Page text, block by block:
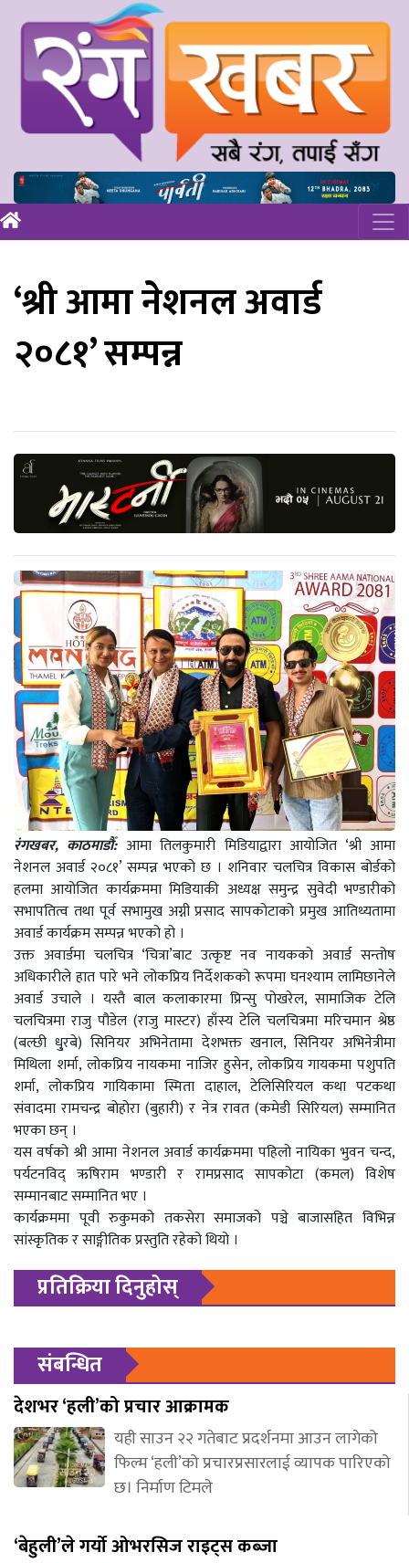
‘श्री आमा नेशनल अवार्ड
२०८१’ सम्पन्न
रंगखबर, काठमाडौँ:आमा तिलकुमारी मिडियाद्वारा आयोजित ‘श्री आमा
नेशनल अवार्ड २०८१’ सम्पन्न भएको छ । शनिवार चलचित्र विकास बोर्डको
हलमा आयोजित कार्यक्रममा मिडियाकी अध्यक्ष समुन्द्र सुवेदी भण्डारीको
सभापतित्व तथा पूर्व सभामुख अग्नी प्रसाद सापकोटाको प्रमुख आतिथ्यतामा
अवार्ड कार्यक्रम सम्पन्न भएको हो ।
उक्त अवार्डमा चलचित्र ‘चित्रा’बाट उत्कृष्ट नव नायकको अवार्ड सन्तोष
अधिकारीले हात पारे भने लोकप्रिय निर्देशकको रूपमा घनश्याम लामिछानेले
अवार्ड उचाले । यस्तै बाल कलाकारमा प्रिन्सु पोखरेल, सामाजिक टेलि
चलचित्रमा राजु पौडेल (राजु मास्टर) हाँस्य टेलि चलचित्रमा मरिचमान श्रेष्ठ
(बल्छी धु्रबे) सिनियर अभिनेतामा देशभक्त खनाल, सिनियर अभिनेत्रीमा
मिथिला शर्मा, लोकप्रिय नायकमा नाजिर हुसेन, लोकप्रिय गायकमा पशुपति
शर्मा, लोकप्रिय गायिकामा स्मिता दाहाल, टेलिसिरियल कथा पटकथा
संवादमा रामचन्द्र बोहोरा (बुहारी) र नेत्र रावत (कमेडी सिरियल) सम्मानित
भएका छन् ।
यस वर्षको श्री आमा नेशनल अवार्ड कार्यक्रममा पहिलो नायिका भुवन चन्द,
पर्यटनविद् ऋषिराम भण्डारी र रामप्रसाद सापकोटा (कमल) विशेष
सम्मानबाट सम्मानित भए ।
कार्यक्रममा पूवी रुकुमको तकसेरा समाजको पञ्चे बाजासहित विभिन्न
सांस्कृतिक र साङ्गीतिक प्रस्तुति रहेको थियो ।
प्रतिक्रिया दिनुहोस्
संबन्धित
देशभर ‘हली’को प्रचार आक्रामक
यही साउन २२ गतेबाट प्रदर्शनमा आउन लागेको
फिल्म ‘हली’को प्रचारप्रसारलाई व्यापक पारिएको
छ। निर्माण टिमले
‘बेहुली’ले गर्यो ओभरसिज राइट्स कब्जा